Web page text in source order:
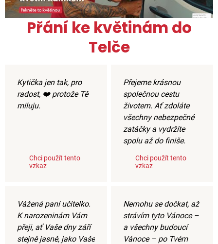
Přání ke květinám do
Telče
Kytička jen tak, pro
radost, ❤️ protože Tě
miluju.
Chci použít tento
vzkaz
Přejeme krásnou
společnou cestu
životem. Ať zdoláte
všechny nebezpečné
zatáčky a vydržíte
spolu až do finiše.
Chci použít tento
vzkaz
Vážená paní učitelko.
K narozeninám Vám
přeji, ať Vaše dny září
stejně jasně, jako Vaše
Nemohu se dočkat, až
strávím tyto Vánoce –
a všechny budoucí
Vánoce – po Tvém